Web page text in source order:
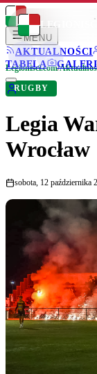
LEGIONISCI
MENU
AKTUALNOŚCI
TABELA
LEGIONISCI
Legionisci.com/
RUGBY
Legia
Wrocław
sobota, 12 października